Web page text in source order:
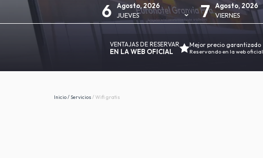
6
Agosto, 2026
JUEVES
7
Agosto, 2026
VIERNES
VENTAJAS DE RESERVAR
EN LA WEB OFICIAL
Mejor precio garantizado
Reservando en la web oficial
Inicio/Servicios/Wifi gratis